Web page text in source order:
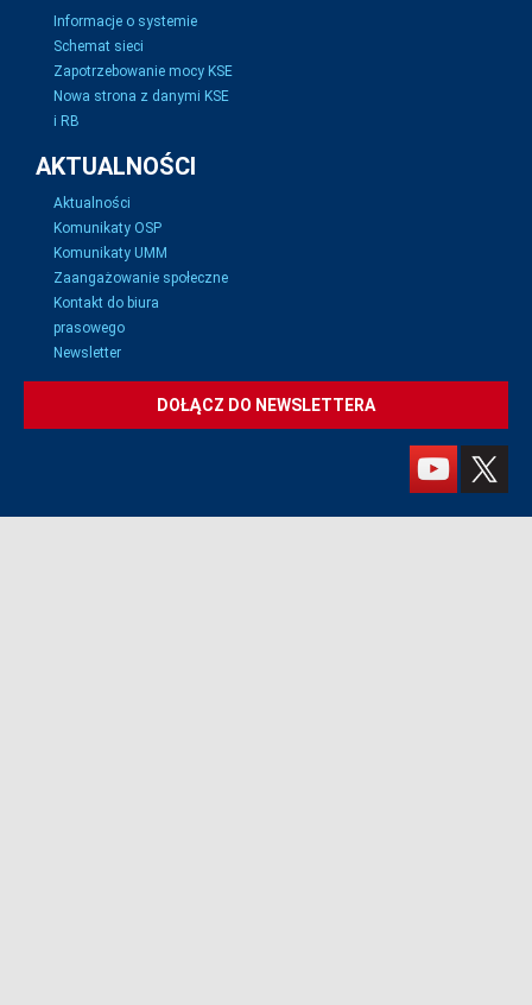
Informacje o systemie
Schemat sieci
Zapotrzebowanie mocy KSE
Nowa strona z danymi KSE
i RB
AKTUALNOŚCI
Aktualności
Komunikaty OSP
Komunikaty UMM
Zaangażowanie społeczne
Kontakt do biura
prasowego
Newsletter
DOŁĄCZ DO NEWSLETTERA